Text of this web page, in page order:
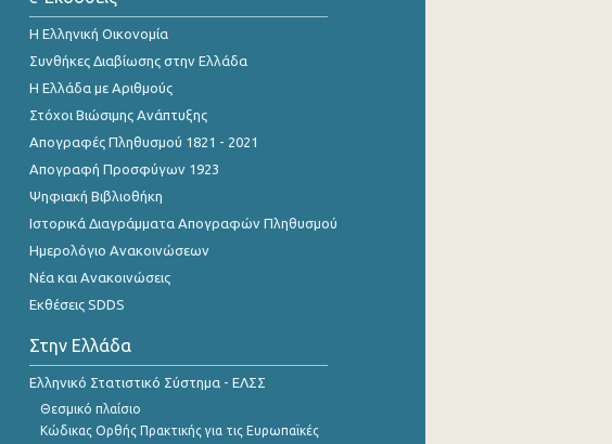
Η Ελληνική Οικονομία
Συνθήκες Διαβίωσης στην Ελλάδα
Η Ελλάδα με Αριθμούς
Στόχοι Βιώσιμης Ανάπτυξης
Απογραφές Πληθυσμού 1821 - 2021
Απογραφή Προσφύγων 1923
Ψηφιακή Βιβλιοθήκη
Ιστορικά Διαγράμματα Απογραφών Πληθυσμού
Ημερολόγιο Ανακοινώσεων
Νέα και Ανακοινώσεις
Εκθέσεις SDDS
Στην Ελλάδα
Ελληνικό Στατιστικό Σύστημα - ΕΛΣΣ
Θεσμικό πλαίσιο
Κώδικας Ορθής Πρακτικής για τις Ευρωπαϊκές